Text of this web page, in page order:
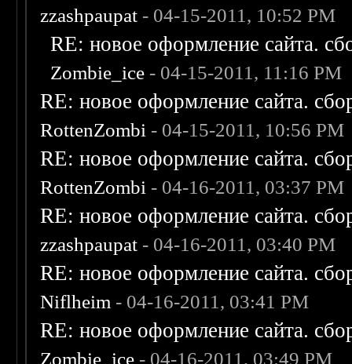
zzashpaupat - 04-15-2011, 10:52 PM
RE: новое оформление сайта.
Zombie_ice - 04-15-2011, 11:16 PM
RE: новое оформление сайта.
RottenZombi - 04-15-2011, 10:56 PM
RE: новое оформление сайта.
RottenZombi - 04-16-2011, 03:37 PM
RE: новое оформление сайта.
zzashpaupat - 04-16-2011, 03:40 PM
RE: новое оформление сайта.
Niflheim - 04-16-2011, 03:41 PM
RE: новое оформление сайта.
Zombie_ice - 04-16-2011, 03:49 PM